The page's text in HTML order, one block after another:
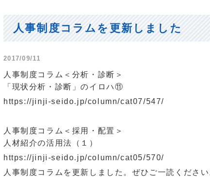
人事制度コラムを更新しました
2017/09/11
人事制度コラム＜分析・診断＞
「現状分析・診断」のイロハ⑪
https://jinji-seido.jp/column/cat07/547/
人事制度コラム＜採用・配置＞
人材紹介の活用法（１）
https://jinji-seido.jp/column/cat05/570/
人事制度コラムを更新しました。ぜひご一読くださ